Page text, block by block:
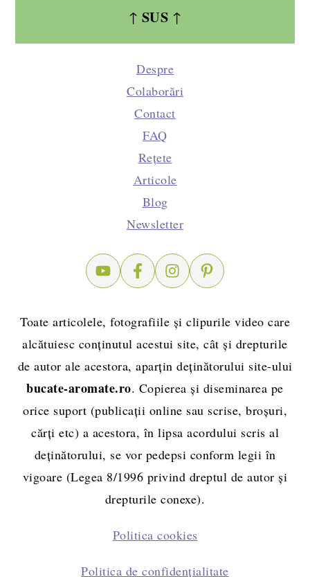
↑ SUS ↑
Despre
Colaborări
Contact
FAQ
Rețete
Articole
Blog
Newsletter
Toate articolele, fotografiile și clipurile video care
alcătuiesc conținutul acestui site, cât și drepturile
de autor ale acestora, aparțin deținătorului site-ului
bucate-aromate.ro. Copierea și diseminarea pe
orice suport (publicații online sau scrise, broșuri,
cărți etc) a acestora, în lipsa acordului scris al
deținătorului, se vor pedepsi conform legii în
vigoare (Legea 8/1996 privind dreptul de autor și
drepturile conexe).
Politica cookies
Politica de confidențialitate